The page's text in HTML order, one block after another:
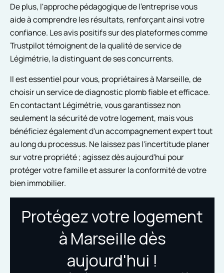
De plus, l'approche pédagogique de l'entreprise vous
aide à comprendre les résultats, renforçant ainsi votre
confiance. Les avis positifs sur des plateformes comme
Trustpilot témoignent de la qualité de service de
Légimétrie, la distinguant de ses concurrents.
Il est essentiel pour vous, propriétaires à Marseille, de
choisir un service de diagnostic plomb fiable et efficace.
En contactant Légimétrie, vous garantissez non
seulement la sécurité de votre logement, mais vous
bénéficiez également d'un accompagnement expert tout
au long du processus. Ne laissez pas l'incertitude planer
sur votre propriété ; agissez dès aujourd'hui pour
protéger votre famille et assurer la conformité de votre
bien immobilier.